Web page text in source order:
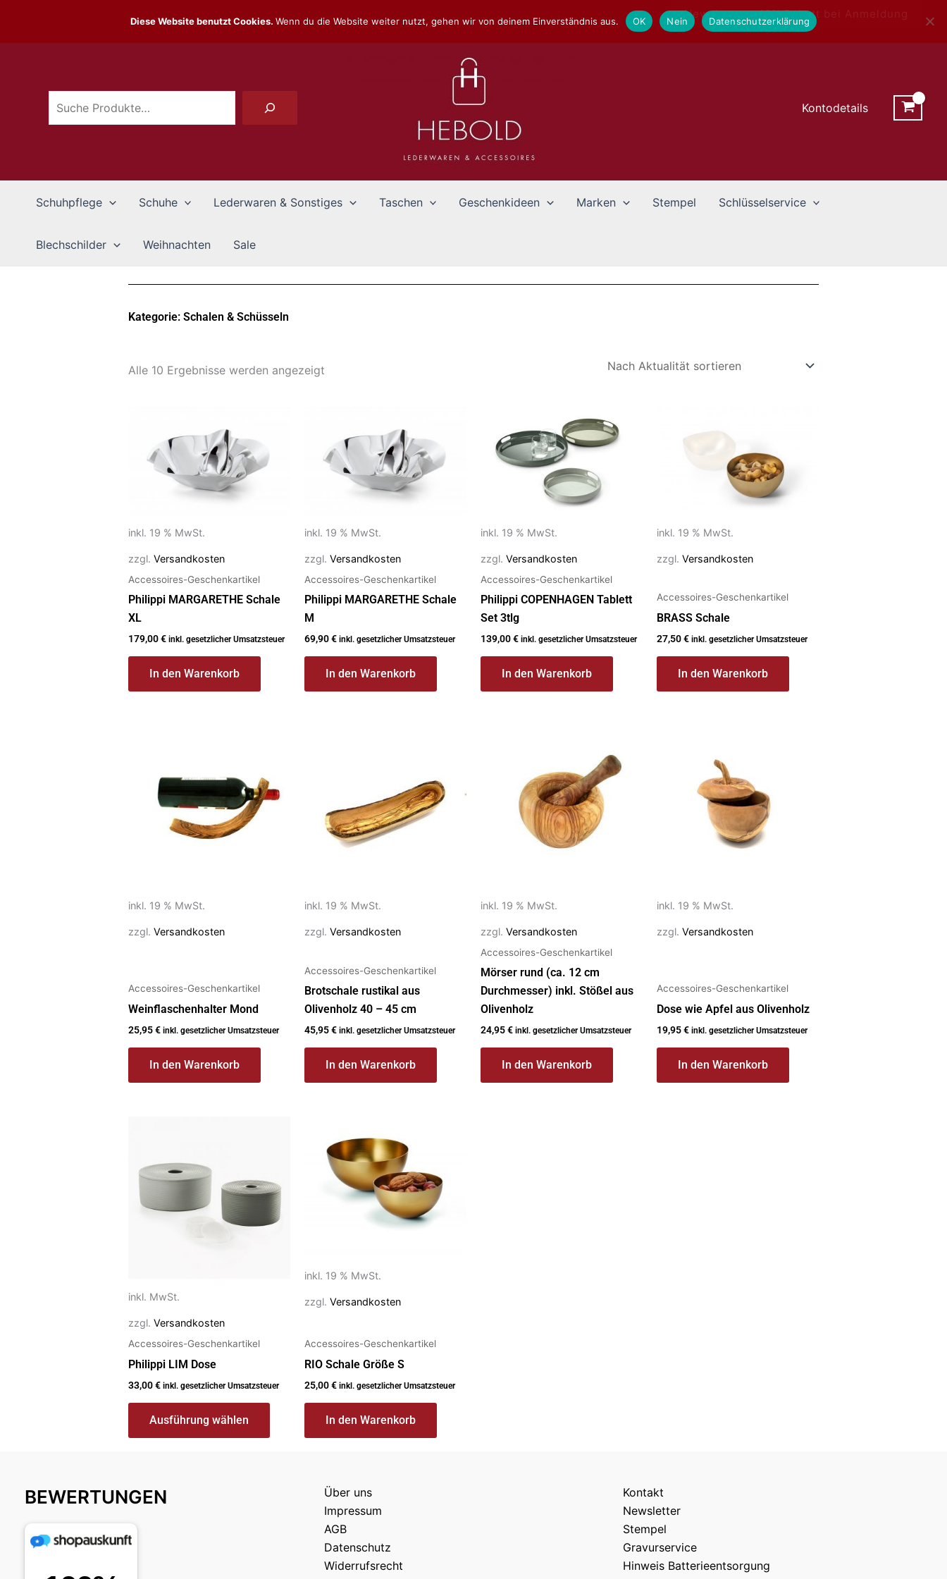
springen
Newsletter - 10% Rabatt bei Anmeldung
Suchen
Kontodetails
Schuhpflege Schuhe Lederwaren & Sonstiges Taschen Geschenkideen Marken Stempel Schlüsselservice
Blechschilder Weihnachten Sale
Kategorie: Schalen & Schüsseln
Alle 10 Ergebnisse werden angezeigt
inkl. 19 % MwSt.
zzgl. Versandkosten
Accessoires-Geschenkartikel
Philippi MARGARETHE Schale
XL
179,00€ inkl. gesetzlicher Umsatzsteuer
In den Warenkorb
inkl. 19 % MwSt.
zzgl. Versandkosten
Accessoires-Geschenkartikel
Philippi MARGARETHE Schale
M
69,90€ inkl. gesetzlicher Umsatzsteuer
In den Warenkorb
inkl. 19 % MwSt.
zzgl. Versandkosten
Accessoires-Geschenkartikel
Philippi COPENHAGEN Tablett
Set 3tlg
139,00€ inkl. gesetzlicher Umsatzsteuer
In den Warenkorb
inkl. 19 % MwSt.
zzgl. Versandkosten
Accessoires-Geschenkartikel
BRASS Schale
27,50€ inkl. gesetzlicher Umsatzsteuer
In den Warenkorb
inkl. 19 % MwSt.
zzgl. Versandkosten
Accessoires-Geschenkartikel
Weinflaschenhalter Mond
25,95€ inkl. gesetzlicher Umsatzsteuer
In den Warenkorb
inkl. 19 % MwSt.
zzgl. Versandkosten
Accessoires-Geschenkartikel
Brotschale rustikal aus
Olivenholz 40 – 45 cm
45,95€ inkl. gesetzlicher Umsatzsteuer
In den Warenkorb
inkl. 19 % MwSt.
zzgl. Versandkosten
Accessoires-Geschenkartikel
Mörser rund (ca. 12 cm
Durchmesser) inkl. Stößel aus
Olivenholz
24,95€ inkl. gesetzlicher Umsatzsteuer
In den Warenkorb
inkl. 19 % MwSt.
zzgl. Versandkosten
Accessoires-Geschenkartikel
Dose wie Apfel aus Olivenholz
19,95€ inkl. gesetzlicher Umsatzsteuer
In den Warenkorb
inkl. MwSt.
zzgl. Versandkosten
Accessoires-Geschenkartikel
Philippi LIM Dose
33,00€ inkl. gesetzlicher Umsatzsteuer
Ausführung wählen
weist
mehrere
Varianten
auf
Produktseite
gewählt
werden
inkl. 19 % MwSt.
zzgl. Versandkosten
Accessoires-Geschenkartikel
RIO Schale Größe S
25,00€ inkl. gesetzlicher Umsatzsteuer
In den Warenkorb
BEWERTUNGEN
Über uns
Impressum
AGB
Datenschutz
Widerrufsrecht
Kontakt
Newsletter
Stempel
Gravurservice
Hinweis Batterieentsorgung
Diese Website benutzt Cookies. Wenn du die Website weiter nutzt, gehen wir von deinem Einverständnis aus. OK Nein Datenschutzerklärung